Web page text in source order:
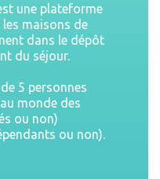
une plateforme
maisons de
dans le dépôt
du séjour.
5 personnes
monde des
ou non)
ou non).